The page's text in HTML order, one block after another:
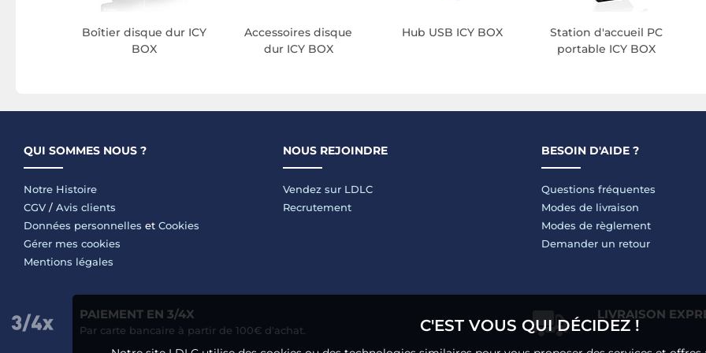
Boîtier disque dur ICY
BOX
Accessoires disque
dur ICY BOX
Hub USB ICY BOX
Station d'accueil PC
portable ICY BOX
QUI SOMMES NOUS ?
Notre Histoire
CGV / Avis clients
Données personnelles et Cookies
Gérer mes cookies
Mentions légales
NOUS REJOINDRE
Vendez sur LDLC
Recrutement
BESOIN D'AIDE ?
Questions fréquentes
Modes de livraison
Modes de règlement
Demander un retour
PAIEMENT EN 3/4X
Par carte bancaire à partir de 100€ d'achat.
LIVRAISON
C'EST VOUS QUI DÉCIDEZ !